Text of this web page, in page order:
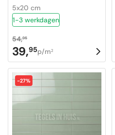
5x20 cm
1-3 werkdagen
54,95
Oorspronkelijke
prijs
was:
54,95.
39,95
Huidige
prijs
is:
39,95.
p/m2
-27%